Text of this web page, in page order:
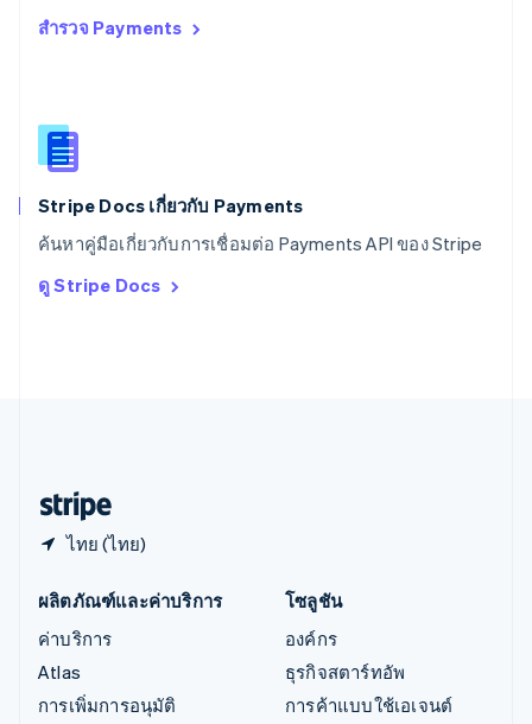
สำรวจ Payments
Stripe Docs เกี่ยวกับ Payments
ค้นหาคู่มือเกี่ยวกับการเชื่อมต่อ Payments API ของ Stripe
ดู Stripe Docs
ไทย (ไทย)
สหราชอาณาจักร
สิงคโปร์
English
ออสเตรเลีย
English
DeutschEnglish
ItalianoEnglish
ผลิตภัณฑ์และค่าบริการ
ค่าบริการ
Atlas
การเพิ่มการอนุมัติ
โซลูชัน
องค์กร
ธุรกิจสตาร์ทอัพ
การค้าแบบใช้เอเจนต์